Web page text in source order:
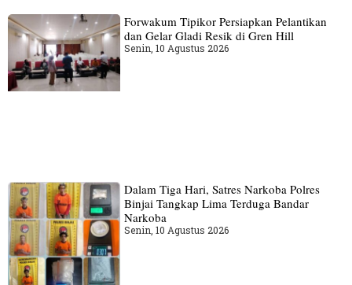
Forwakum Tipikor Persiapkan Pelantikan
dan Gelar Gladi Resik di Gren Hill
Senin, 10 Agustus 2026
Dalam Tiga Hari, Satres Narkoba Polres
Binjai Tangkap Lima Terduga Bandar
Narkoba
Senin, 10 Agustus 2026